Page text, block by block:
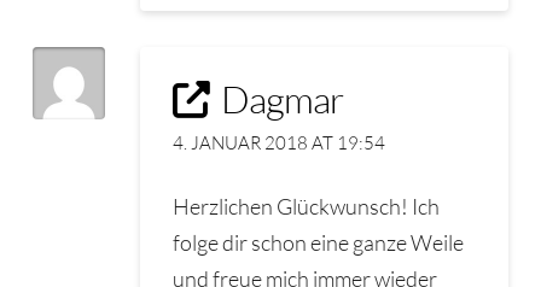
Dagmar
4. JANUAR 2018 AT 19:54
Herzlichen Glückwunsch! Ich
folge dir schon eine ganze Weile
und freue mich immer wieder